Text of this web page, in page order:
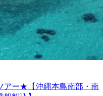
アー★【沖縄本島南部・南